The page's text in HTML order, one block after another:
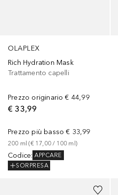
OLAPLEX
Rich Hydration Mask
Trattamento capelli
Prezzo originario € 44,99
€ 33,99
Prezzo più basso € 33,99
200 ml (€ 17,00 / 100 ml)
Codice: APPCARE
SORPRESA